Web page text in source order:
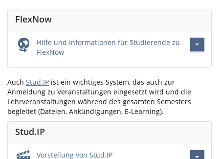
FlexNow
Hilfe und Informationen für Studierende zu
FlexNow
Auch Stud.IP ist ein wichtiges System, das auch zur
Anmeldung zu Veranstaltungen eingesetzt wird und die
Lehrveranstaltungen während des gesamten Semesters
begleitet (Dateien, Ankündigungen, E-Learning).
Stud.IP
Vorstellung von Stud.IP